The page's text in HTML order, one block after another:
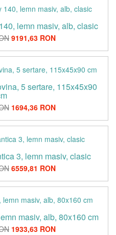
lemn masiv, alb, clasic
9191,63 RON
5 sertare, 115x45x90
1694,36 RON
3, lemn masiv, clasic
6559,81 RON
masiv, alb, 80x160 cm
1933,63 RON